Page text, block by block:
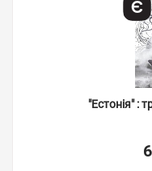
"Естонія" :